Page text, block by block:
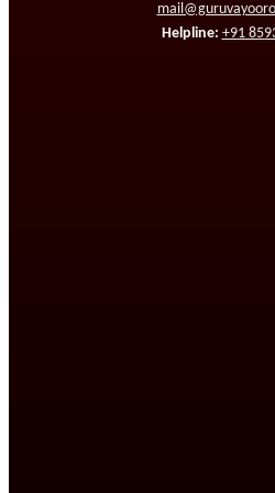
Helpline: +91